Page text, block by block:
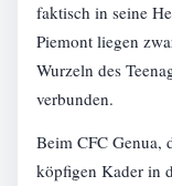
faktisch in seine
Piemont liegen
Wurzeln des
verbunden.
Beim CFC Genua,
köpfigen Kader in